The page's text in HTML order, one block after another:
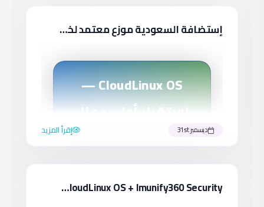
إستضافة السعودية موزع معتمد لخدمات : CloudLinux
CloudLinux OS —
استقرار أعلى • عزل
موارد • أداء احترافي
☁️
ديسمبر 31st إقرأ المزيد
CloudLinux OS + Imunify360 Security إستضافة السعودية أمنية شاملة